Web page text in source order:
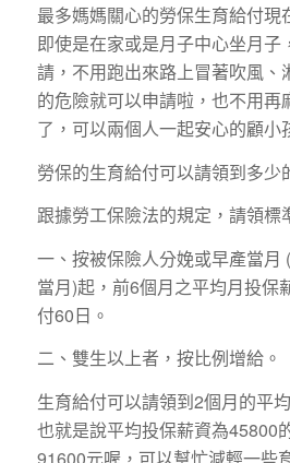
最多媽媽關心的勞保生育給付現
即使是在家或是月子中心坐月子
請，不用跑出來路上冒著吹風、
的危險就可以申請啦，也不用再
了，可以兩個人一起安心的顧小
勞保的生育給付可以請領到多少
跟據勞工保險法的規定，請領標
一、按被保險人分娩或早產當月
當月)起，前6個月之平均月投保
付60日。
二、雙生以上者，按比例增給。
生育給付可以請領到2個月的平
也就是說平均投保薪資為45800